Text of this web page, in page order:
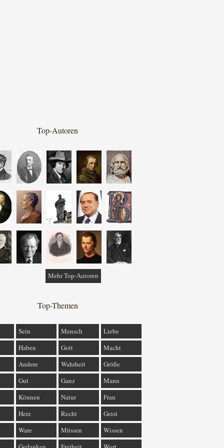
Top-Autoren
Mehr Top-Autoren
Top-Themen
Sein Mensch
Liebe
Haben Gott
Macht
Andere Wahrheit
Größe
Gut Ganz
Mann
Können Natur
Frau
Herz Recht
Geist
Ware Müssen
Wissen